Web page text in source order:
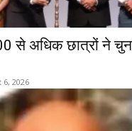
से अधिक छात्रों ने
6, 2026